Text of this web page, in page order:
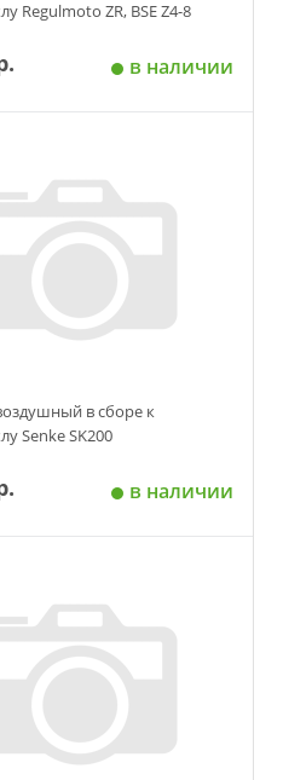
Regulmoto ZR, BSE Z4-8
в наличии
в сборе к
Senke SK200
в наличии